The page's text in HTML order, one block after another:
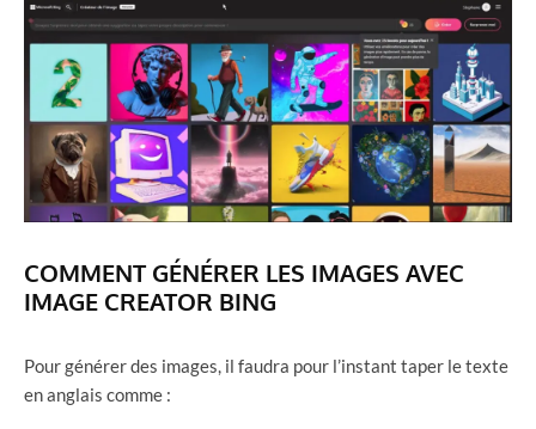
COMMENT GÉNÉRER LES IMAGES AVEC
IMAGE CREATOR BING
Pour générer des images, il faudra pour l’instant taper le texte
en anglais comme :